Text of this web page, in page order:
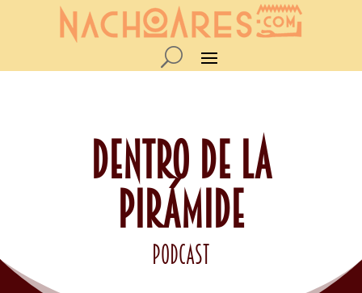
DENTRO DE LA
PIRÁMIDE
podcast